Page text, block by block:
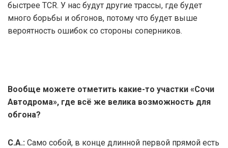
быстрее TCR. У нас будут другие трассы, где будет
много борьбы и обгонов, потому что будет выше
вероятность ошибок со стороны соперников.
Вообще можете отметить какие-то участки «Сочи
Автодрома», где всё же велика возможность для
обгона?
С.А.: Само собой, в конце длинной первой прямой есть